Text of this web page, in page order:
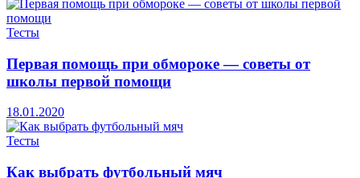
Тесты
Первая помощь при обмороке — советы от
школы первой помощи
18.01.2020
Тесты
Как выбрать футбольный мяч